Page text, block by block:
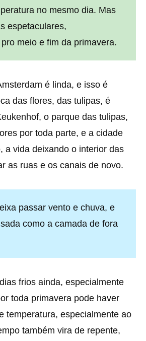
no mesmo dia. Mas
espetaculares,
meio e fim da primavera.
é linda, e isso é
das flores, das tulipas, é
o parque das tulipas,
por toda parte, e a cidade
a vida deixando o interior das
as ruas e os canais de novo.
passar vento e chuva, e
como a camada de fora
frios ainda, especialmente
toda primavera pode haver
temperatura, especialmente ao
também vira de repente,